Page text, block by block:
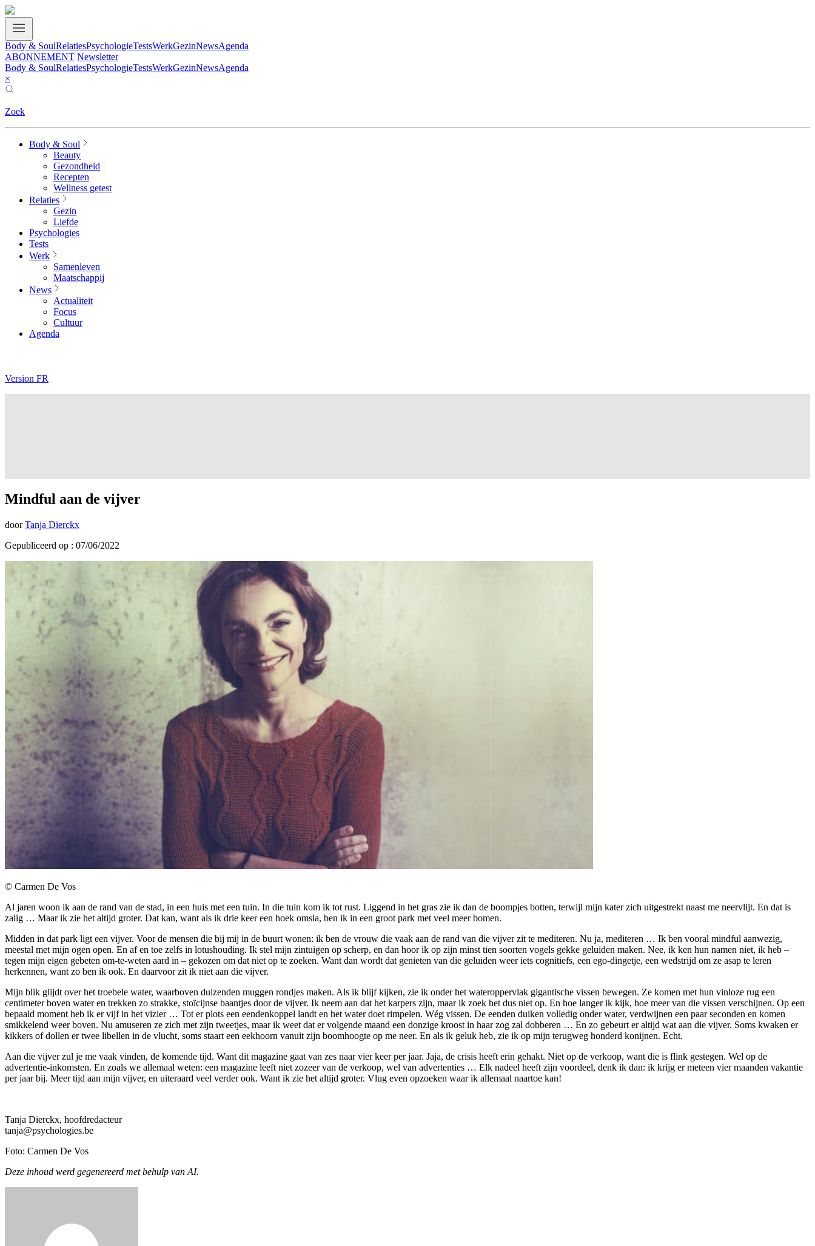
Body & SoulRelatiesPsychologieTestsWerkGezinNewsAgenda
ABONNEMENT Newsletter
Body & SoulRelatiesPsychologieTestsWerkGezinNewsAgenda
×
Zoek
Body & Soul
Beauty
Gezondheid
Recepten
Wellness getest
Relaties
Gezin
Liefde
Psychologies
Tests
Werk
Samenleven
Maatschappij
News
Actualiteit
Focus
Cultuur
Agenda
Version FR
Mindful aan de vijver
door Tanja Dierckx
Gepubliceerd op : 07/06/2022
© Carmen De Vos
Al jaren woon ik aan de rand van de stad, in een huis met een tuin. In die tuin kom ik tot rust. Liggend in het gras zie ik dan de boompjes botten, terwijl mijn kater zich uitgestrekt naast me neervlijt. En dat is
zalig … Maar ik zie het altijd groter. Dat kan, want als ik drie keer een hoek omsla, ben ik in een groot park met veel meer bomen.
Midden in dat park ligt een vijver. Voor de mensen die bij mij in de buurt wonen: ik ben de vrouw die vaak aan de rand van die vijver zit te mediteren. Nu ja, mediteren … Ik ben vooral mindful aanwezig,
meestal met mijn ogen open. En af en toe zelfs in lotushouding. Ik stel mijn zintuigen op scherp, en dan hoor ik op zijn minst tien soorten vogels gekke geluiden maken. Nee, ik ken hun namen niet, ik heb –
tegen mijn eigen gebeten om-te-weten aard in – gekozen om dat niet op te zoeken. Want dan wordt dat genieten van die geluiden weer iets cognitiefs, een ego-dingetje, een wedstrijd om ze asap te leren
herkennen, want zo ben ik ook. En daarvoor zit ik niet aan die vijver.
Mijn blik glijdt over het troebele water, waarboven duizenden muggen rondjes maken. Als ik blijf kijken, zie ik onder het wateroppervlak gigantische vissen bewegen. Ze komen met hun vinloze rug een
centimeter boven water en trekken zo strakke, stoïcijnse baantjes door de vijver. Ik neem aan dat het karpers zijn, maar ik zoek het dus niet op. En hoe langer ik kijk, hoe meer van die vissen verschijnen. Op een
bepaald moment heb ik er vijf in het vizier … Tot er plots een eendenkoppel landt en het water doet rimpelen. Wég vissen. De eenden duiken volledig onder water, verdwijnen een paar seconden en komen
smikkelend weer boven. Nu amuseren ze zich met zijn tweetjes, maar ik weet dat er volgende maand een donzige kroost in haar zog zal dobberen … En zo gebeurt er altijd wat aan die vijver. Soms kwaken er
kikkers of dollen er twee libellen in de vlucht, soms staart een eekhoorn vanuit zijn boomhoogte op me neer. En als ik geluk heb, zie ik op mijn terugweg honderd konijnen. Echt.
Aan die vijver zul je me vaak vinden, de komende tijd. Want dit magazine gaat van zes naar vier keer per jaar. Jaja, de crisis heeft erin gehakt. Niet op de verkoop, want die is flink gestegen. Wel op de
advertentie-inkomsten. En zoals we allemaal weten: een magazine leeft niet zozeer van de verkoop, wel van advertenties … Elk nadeel heeft zijn voordeel, denk ik dan: ik krijg er meteen vier maanden vakantie
per jaar bij. Meer tijd aan mijn vijver, en uiteraard veel verder ook. Want ik zie het altijd groter. Vlug even opzoeken waar ik allemaal naartoe kan!
Tanja Dierckx, hoofdredacteur
tanja@psychologies.be
Foto: Carmen De Vos
Deze inhoud werd gegenereerd met behulp van AI.